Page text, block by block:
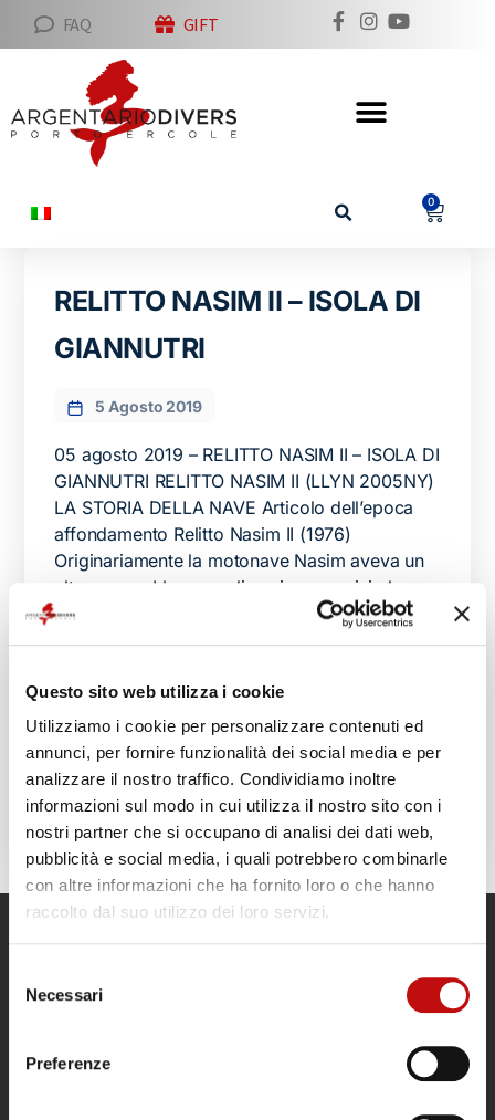
Questo sito web utilizza i cookie
Utilizziamo i cookie per personalizzare contenuti ed
annunci, per fornire funzionalità dei social media e per
analizzare il nostro traffico. Condividiamo inoltre
informazioni sul modo in cui utilizza il nostro sito con i
nostri partner che si occupano di analisi dei dati web,
pubblicità e social media, i quali potrebbero combinarle
con altre informazioni che ha fornito loro o che hanno
raccolto dal suo utilizzo dei loro servizi.
delNecessari
Preferenze
FAQ GIFT
0
RELITTO NASIM II – ISOLA DI
GIANNUTRI
5 Agosto 2019
05 agosto 2019 – RELITTO NASIM II – ISOLA DI
GIANNUTRI RELITTO NASIM II (LLYN 2005NY)
LA STORIA DELLA NAVE Articolo dell’epoca
affondamento Relitto Nasim II (1976)
Originariamente la motonave Nasim aveva un
altro nome, Llyn e negli anni successivi al varo
è stato destinato al carico di materiale
generico soprattutto di natura ortofrutticola
nasim 2 nasim wreck relitto del nasim
relitto
giannutri